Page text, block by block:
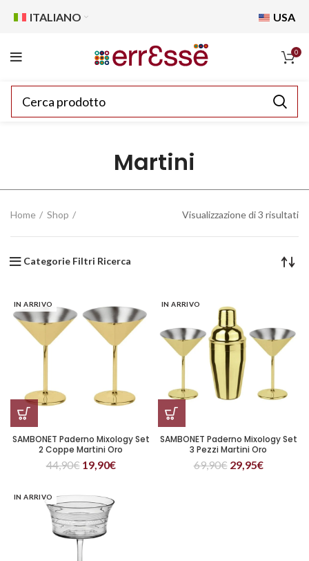
ITALIANO USA
0
Martini
Home Shop Visualizzazione di 3 risultati
Categorie Filtri Ricerca
IN ARRIVO
SAMBONET Paderno Mixology Set
2 Coppe Martini Oro
44,90€ 19,90€
IN ARRIVO
SAMBONET Paderno Mixology Set
3 Pezzi Martini Oro
69,90€ 29,95€
IN ARRIVO